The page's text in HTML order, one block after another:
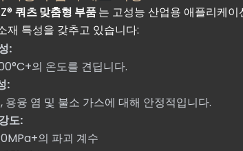
쿼츠 맞춤형 부품는 고성능 산업용 애플리케
재 특성을 갖추고 있습니다:
:
의 온도를 견딥니다.
:
용융 염 및 불소 가스에 대해 안정적입니다.
도:
의 파괴 계수